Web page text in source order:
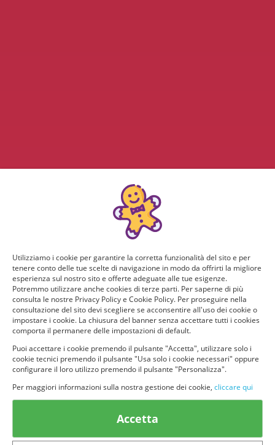
Categorie in evidenza
Utilizziamo i cookie per garantire la corretta funzionalità del sito e per
tenere conto delle tue scelte di navigazione in modo da offrirti la migliore
esperienza sul nostro sito e offerte adeguate alle tue esigenze.
Potremmo utilizzare anche cookies di terze parti. Per saperne di più
consulta le nostre Privacy Policy e Cookie Policy. Per proseguire nella
consultazione del sito devi scegliere se acconsentire all'uso dei cookie o
impostare i cookie. La chiusura del banner senza accettare tutti i cookies
comporta il permanere delle impostazioni di default.
Puoi accettare i cookie premendo il pulsante "Accetta", utilizzare solo i
cookie tecnici premendo il pulsante "Usa solo i cookie necessari" oppure
configurare il loro utilizzo premendo il pulsante "Personalizza".
Per maggiori informazioni sulla nostra gestione dei cookie, cliccare qui
Accetta